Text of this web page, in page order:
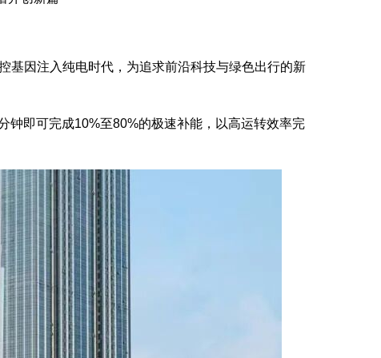
基因注入纯电时代，为追求前沿科技与绿色出行的新
钟即可完成10%至80%的极速补能，以高运转效率完